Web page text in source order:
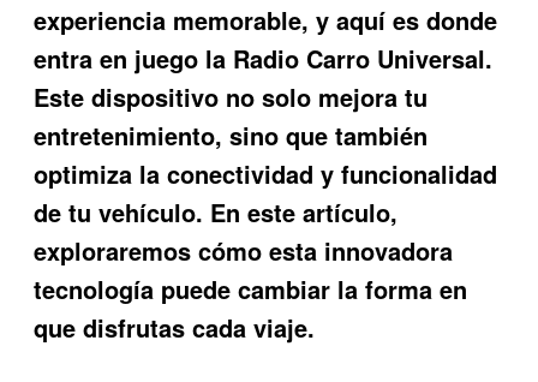
experiencia memorable, y aquí es donde
entra en juego la Radio Carro Universal.
Este dispositivo no solo mejora tu
entretenimiento, sino que también
optimiza la conectividad y funcionalidad
de tu vehículo. En este artículo,
exploraremos cómo esta innovadora
tecnología puede cambiar la forma en
que disfrutas cada viaje.